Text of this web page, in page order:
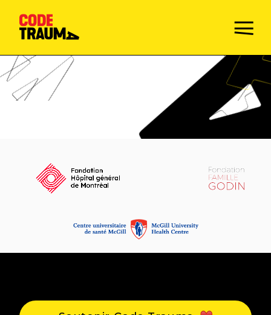
Activités
Blogue
Champions de la prévention